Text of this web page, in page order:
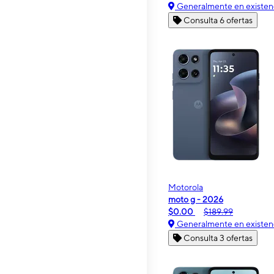
Generalmente en
Consulta 6 ofertas
Motorola
moto g - 2026
$0.00
$189.99
Generalmente en
Consulta 3 ofertas